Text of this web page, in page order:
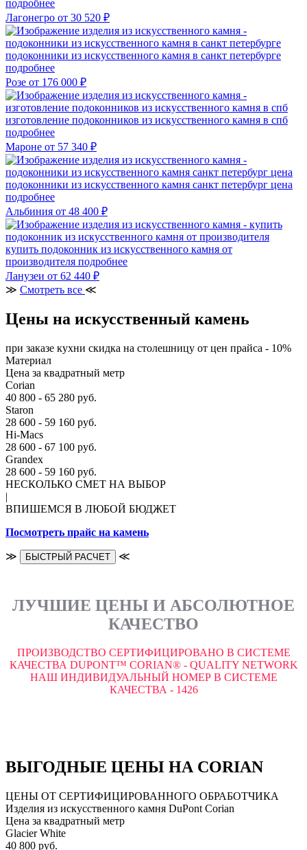
подробнее
Лагонегро от 30 520 ₽
подоконники из искусственного камня в санкт петербурге
подробнее
Розе от 176 000 ₽
изготовление подоконников из искусственного камня в спб
подробнее
Мароне от 57 340 ₽
подоконники из искусственного камня санкт петербург цена
подробнее
Альбиния от 48 400 ₽
купить подоконник из искусственного камня от
производителя подробнее
Ланузеи от 62 440 ₽
≫ Смотреть все ≪
Цены на искусственный камень
при заказе кухни скидка на столешницу от цен прайса - 10%
Материал
Цена за квадратный метр
Corian
40 800 - 65 280 руб.
Staron
28 600 - 59 160 руб.
Hi-Macs
28 600 - 67 100 руб.
Grandex
28 600 - 59 160 руб.
НЕСКОЛЬКО СМЕТ НА ВЫБОР
|
ВПИШЕМСЯ В ЛЮБОЙ БЮДЖЕТ
Посмотреть прайс на камень
≫ БЫСТРЫЙ РАСЧЕТ ≪
ЛУЧШИЕ ЦЕНЫ И АБСОЛЮТНОЕ
КАЧЕСТВО
ПРОИЗВОДСТВО СЕРТИФИЦИРОВАНО В СИСТЕМЕ
КАЧЕСТВА DUPONT™ CORIAN® - QUALITY NETWORK
НАШ ИНДИВИДУАЛЬНЫЙ НОМЕР В СИСТЕМЕ
КАЧЕСТВА - 1426
ВЫГОДНЫЕ ЦЕНЫ НА CORIAN
ЦЕНЫ ОТ СЕРТИФИЦИРОВАННОГО ОБРАБОТЧИКА
Изделия из искусственного камня DuPont Corian
Цена за квадратный метр
Glacier White
40 800 руб.